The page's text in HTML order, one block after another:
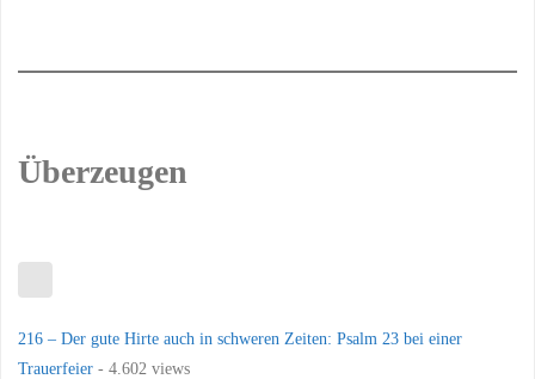
Überzeugen
216 – Der gute Hirte auch in schweren Zeiten: Psalm 23 bei einer
Trauerfeier - 4.602 views